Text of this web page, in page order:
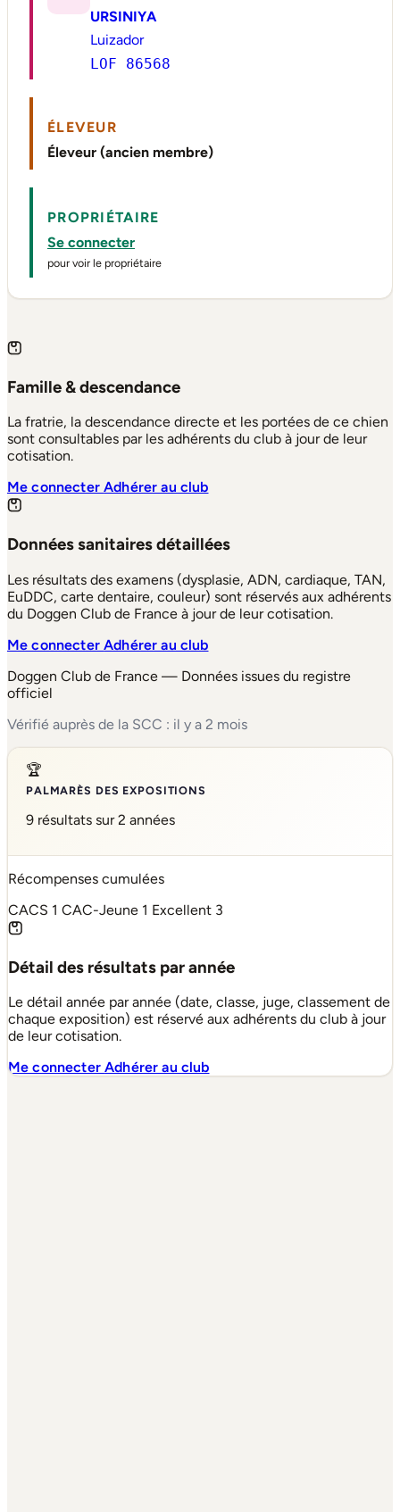
URSINIYA
Luizador
LOF 86568
ÉLEVEUR
Éleveur (ancien membre)
PROPRIÉTAIRE
Se connecter
pour voir le propriétaire
Famille & descendance
La fratrie, la descendance directe et les portées de ce chien
sont consultables par les adhérents du club à jour de leur
cotisation.
Me connecterAdhérer au club
Données sanitaires détaillées
Les résultats des examens (dysplasie, ADN, cardiaque, TAN,
EuDDC, carte dentaire, couleur) sont réservés aux adhérents
du Doggen Club de France à jour de leur cotisation.
Me connecterAdhérer au club
Doggen Club de France — Données issues du registre
officiel
Vérifié auprès de la SCC : il y a 2 mois
🏆
PALMARÈS DES EXPOSITIONS
9 résultats sur 2 années
Récompenses cumulées
CACS 1 CAC-Jeune 1 Excellent 3
Détail des résultats par année
Le détail année par année (date, classe, juge, classement de
chaque exposition) est réservé aux adhérents du club à jour
de leur cotisation.
Me connecterAdhérer au club